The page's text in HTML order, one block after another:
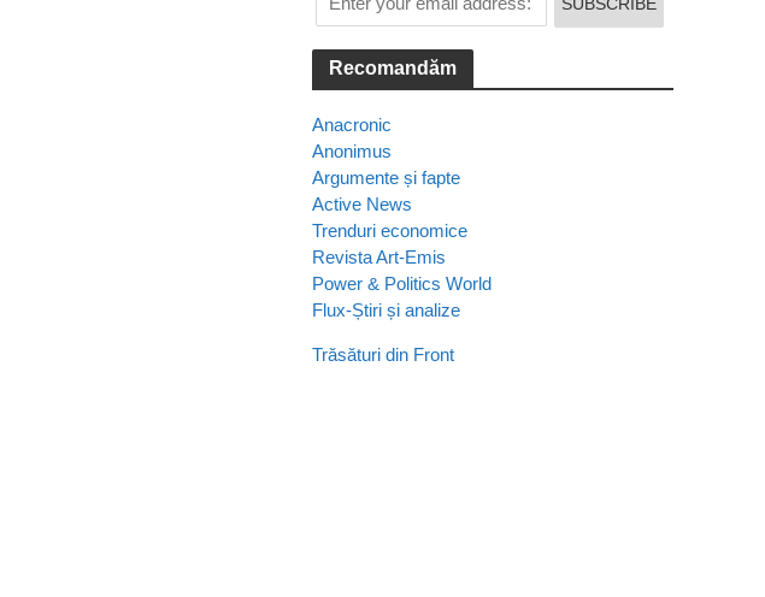
Recomandăm
Anacronic
Anonimus
Argumente și fapte
Active News
Trenduri economice
Revista Art-Emis
Power & Politics World
Flux-Știri și analize
Trăsături din Front